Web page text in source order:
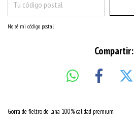
No sé mi código postal
Compartir:
Gorra de fieltro de lana 100% calidad premium.